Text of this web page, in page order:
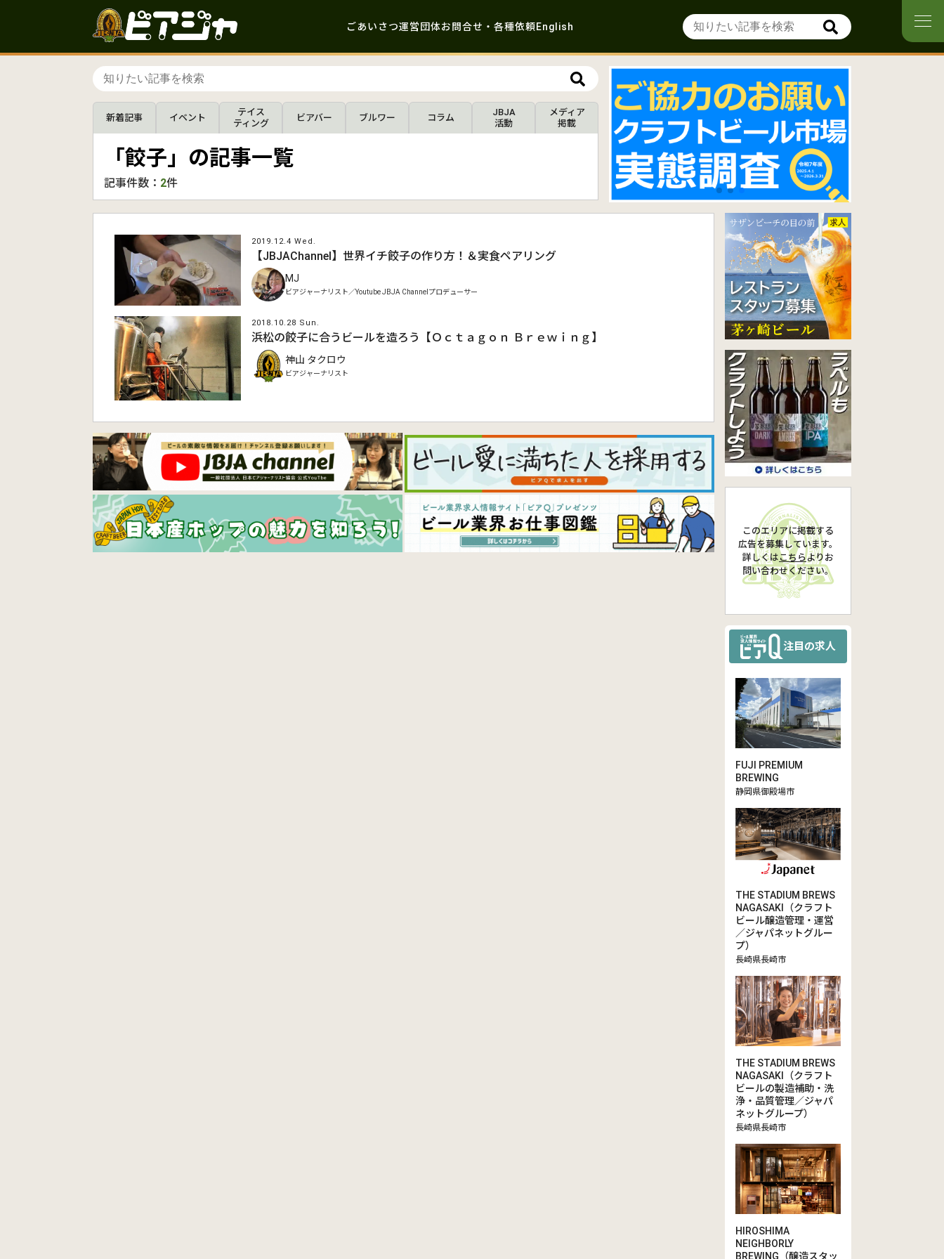
ごあいさつ運営団体お問合せ・各種依頼English
新着記事 イベント
テイス
ティング
ビアバー ブルワー コラム
JBJA
活動
メディア
掲載
「餃子」の記事一覧
記事件数： 2件
2019.12.4 Wed.
【JBJAChannel】世界イチ餃子の作り方！＆実食ペアリング
MJ
ビアジャーナリスト／Youtube JBJA Channelプロデューサー
2018.10.28 Sun.
浜松の餃子に合うビールを造ろう【Ｏｃｔａｇｏｎ Ｂｒｅｗｉｎｇ】
神山 タクロウ
ビアジャーナリスト
このエリアに掲載する
広告を募集しています。
詳しくは こちらより お
問い合わせください。
注目の求人
FUJI PREMIUM
BREWING
静岡県御殿場市
THE STADIUM BREWS
NAGASAKI（クラフト
ビール醸造管理・運営
／ジャパネットグルー
プ）
長崎県長崎市
THE STADIUM BREWS
NAGASAKI（クラフト
ビールの製造補助・洗
浄・品質管理／ジャパ
ネットグループ）
長崎県長崎市
HIROSHIMA
NEIGHBORLY
BREWING（醸造スタッ